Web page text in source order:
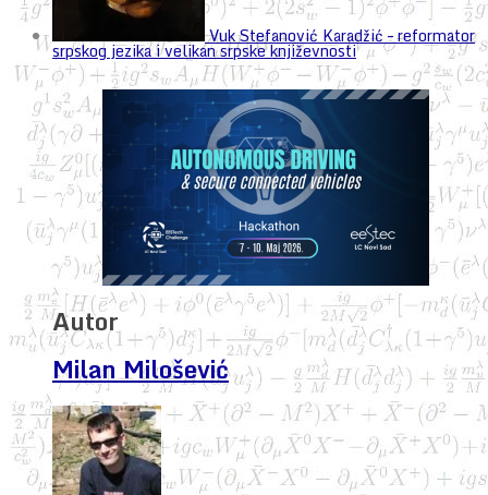
Vuk Stefanović Karadžić – reformator
srpskog jezika i velikan srpske književnosti
Autor
Milan Milošević